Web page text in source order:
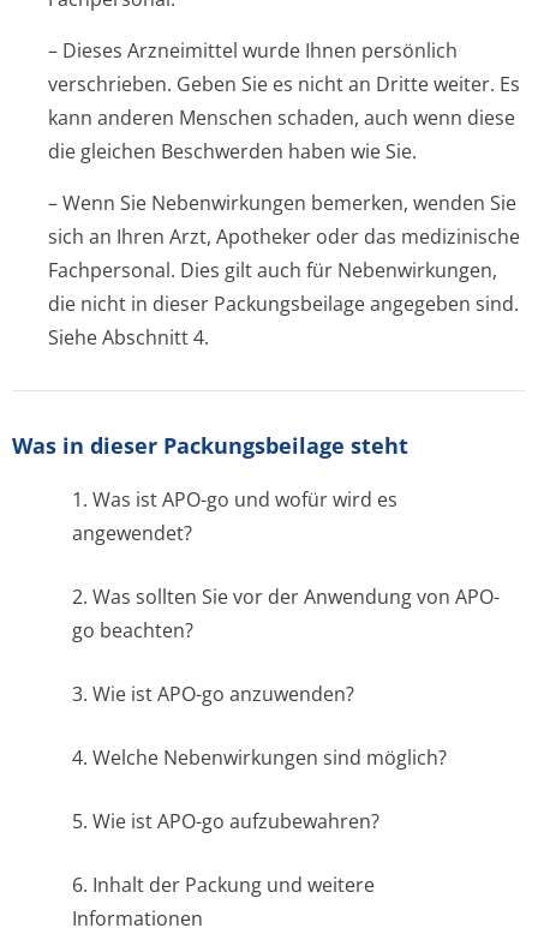
– Dieses Arzneimittel wurde Ihnen persönlich
verschrieben. Geben Sie es nicht an Dritte weiter. Es
kann anderen Menschen schaden, auch wenn diese
die gleichen Beschwerden haben wie Sie.
– Wenn Sie Nebenwirkungen bemerken, wenden Sie
sich an Ihren Arzt, Apotheker oder das medizinische
Fachpersonal. Dies gilt auch für Nebenwirkungen,
die nicht in dieser Packungsbeilage angegeben sind.
Siehe Abschnitt 4.
Was in dieser Packungsbeilage steht
1. Was ist APO-go und wofür wird es
angewendet?
2. Was sollten Sie vor der Anwendung von APO-
go beachten?
3. Wie ist APO-go anzuwenden?
4. Welche Nebenwirkungen sind möglich?
5. Wie ist APO-go aufzubewahren?
6. Inhalt der Packung und weitere
Informationen